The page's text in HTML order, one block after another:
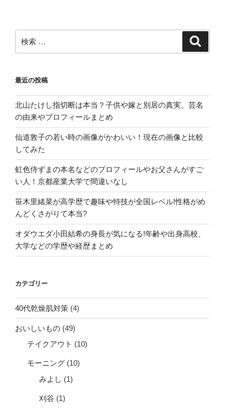
由｡
や
年
収
は?”
索:
最近の投稿
北山たけし指切断は本当？子供や嫁と別居の真実。芸名
の由来やプロフィールまとめ
仙道敦子の若い時の画像がかわいい！現在の画像と比較
してみた
虹色侍ずまの本名などのプロフィールやお父さんがすご
い人！京都産業大学で間違いなし
笹木里緒菜が高学歴で趣味や特技が全国レベル!性格がめ
んどくさがりて本当?
オダウエダ小田結希の身長が気になる!年齢や出身高校、
大学などの学歴や経歴まとめ
カテゴリー
40代乾燥肌対策 (4)
おいしいもの (49)
テイクアウト (10)
モーニング (10)
みよし (1)
刈谷 (1)